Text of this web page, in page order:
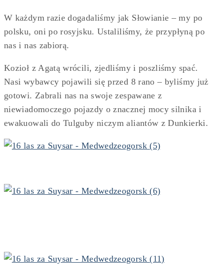
W każdym razie dogadaliśmy jak Słowianie – my po
polsku, oni po rosyjsku. Ustaliliśmy, że przypłyną po
nas i nas zabiorą.
Kozioł z Agatą wrócili, zjedliśmy i poszliśmy spać.
Nasi wybawcy pojawili się przed 8 rano – byliśmy już
gotowi. Zabrali nas na swoje zespawane z
niewiadomoczego pojazdy o znacznej mocy silnika i
ewakuowali do Tulguby niczym aliantów z Dunkierki.